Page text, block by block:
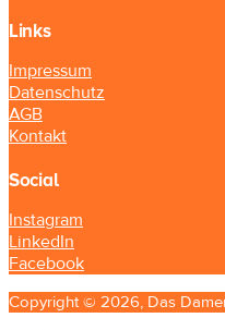
Links
Impressum
Datenschutz
AGB
Kontakt
Social
Instagram
LinkedIn
Facebook
Copyright © 2026, Das